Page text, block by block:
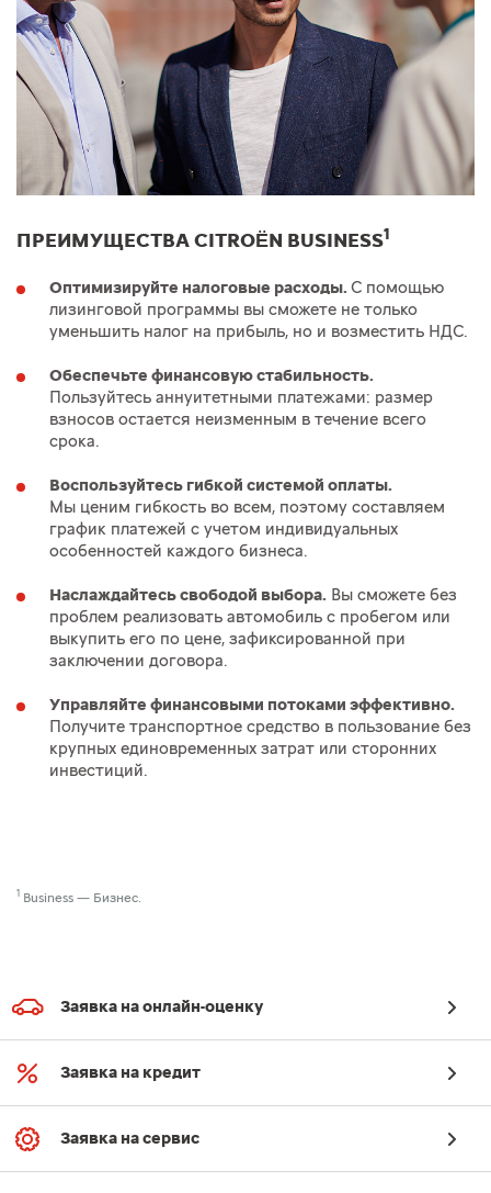
ПРЕИМУЩЕСТВА CITROËN BUSINESS1
Оптимизируйте налоговые расходы. С помощью
лизинговой программы вы сможете не только
уменьшить налог на прибыль, но и возместить НДС.
Обеспечьте финансовую стабильность.
Пользуйтесь аннуитетными платежами: размер
взносов остается неизменным в течение всего
срока.
Воспользуйтесь гибкой системой оплаты.
Мы ценим гибкость во всем, поэтому составляем
график платежей с учетом индивидуальных
особенностей каждого бизнеса.
Наслаждайтесь свободой выбора. Вы сможете без
проблем реализовать автомобиль с пробегом или
выкупить его по цене, зафиксированной при
заключении договора.
Управляйте финансовыми потоками эффективно.
Получите транспортное средство в пользование без
крупных единовременных затрат или сторонних
инвестиций.
1 Business — Бизнес.
Заявка на онлайн-оценку
Заявка на кредит
Заявка на сервис